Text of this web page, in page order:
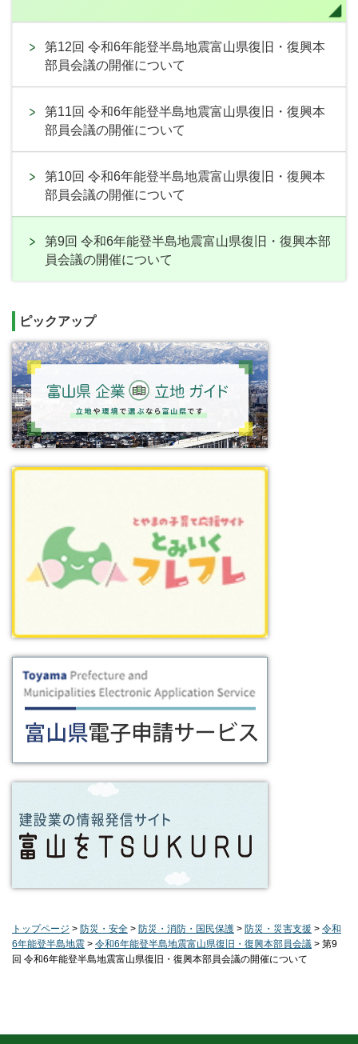
第12回 令和6年能登半島地震富山県復旧・復興本
部員会議の開催について
第11回 令和6年能登半島地震富山県復旧・復興本
部員会議の開催について
第10回 令和6年能登半島地震富山県復旧・復興本
部員会議の開催について
第9回 令和6年能登半島地震富山県復旧・復興本部
員会議の開催について
ピックアップ
トップページ > 防災・安全 > 防災・消防・国民保護 > 防災・災害支援 > 令和
6年能登半島地震 > 令和6年能登半島地震富山県復旧・復興本部員会議 > 第9
回 令和6年能登半島地震富山県復旧・復興本部員会議の開催について